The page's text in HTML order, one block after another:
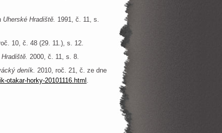
Uherské Hradiště. 1991, č. 11, s.
10, č. 48 (29. 11.), s. 12.
2000, č. 11, s. 8.
deník. 2010, roč. 21, č. ze dne
horky-20101116.html .